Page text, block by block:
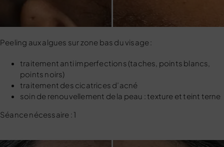
Peeling aux algues sur zone bas du visage :
traitement anti imperfections (taches, points blancs,
points noirs)
traitement des cicatrices d’acné
soin de renouvellement de la peau : texture et teint terne
Séance nécessaire : 1